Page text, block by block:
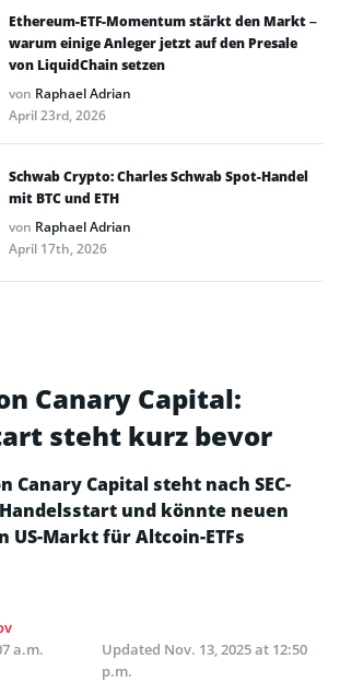
Ethereum-ETF-Momentum stärkt den Markt –
warum einige Anleger jetzt auf den Presale
von LiquidChain setzen
von Raphael Adrian
April 23rd, 2026
Schwab Crypto: Charles Schwab Spot-Handel
mit BTC und ETH
von Raphael Adrian
April 17th, 2026
Canary Capital:
steht kurz bevor
Canary Capital steht nach SEC-
und könnte neuen
US-Markt für Altcoin-ETFs
a.m.
Updated Nov. 13, 2025 at 12:50
p.m.